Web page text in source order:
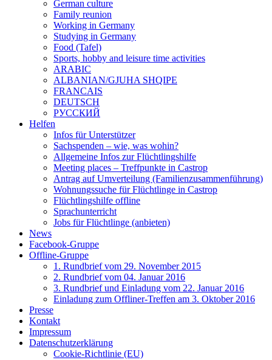
German culture
Family reunion
Working in Germany
Studying in Germany
Food (Tafel)
Sports, hobby and leisure time activities
ARABIC
ALBANIAN/GJUHA SHQIPE
FRANCAIS
DEUTSCH
PУССКИЙ
Helfen
Infos für Unterstützer
Sachspenden – wie, was wohin?
Allgemeine Infos zur Flüchtlingshilfe
Meeting places – Treffpunkte in Castrop
Antrag auf Umverteilung (Familienzusammenführung)
Wohnungssuche für Flüchtlinge in Castrop
Flüchtlingshilfe offline
Sprachunterricht
Jobs für Flüchtlinge (anbieten)
News
Facebook-Gruppe
Offline-Gruppe
1. Rundbrief vom 29. November 2015
2. Rundbrief vom 04. Januar 2016
3. Rundbrief und Einladung vom 22. Januar 2016
Einladung zum Offliner-Treffen am 3. Oktober 2016
Presse
Kontakt
Impressum
Datenschutzerklärung
Cookie-Richtlinie (EU)